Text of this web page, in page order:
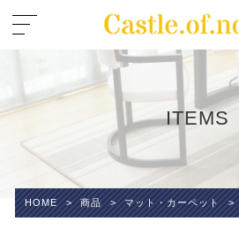
ITEMS
HOME > 商品 > マット・カーペット >